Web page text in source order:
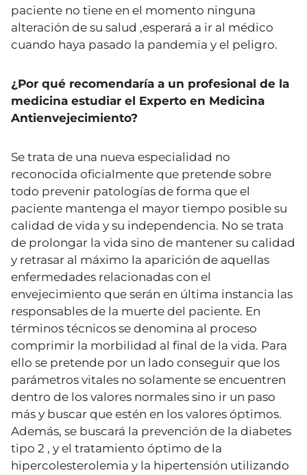
paciente no tiene en el momento ninguna
alteración de su salud ,esperará a ir al médico
cuando haya pasado la pandemia y el peligro.
¿Por qué recomendaría a un profesional de la
medicina estudiar el Experto en Medicina
Antienvejecimiento?
Se trata de una nueva especialidad no
reconocida oficialmente que pretende sobre
todo prevenir patologías de forma que el
paciente mantenga el mayor tiempo posible su
calidad de vida y su independencia. No se trata
de prolongar la vida sino de mantener su calidad
y retrasar al máximo la aparición de aquellas
enfermedades relacionadas con el
envejecimiento que serán en última instancia las
responsables de la muerte del paciente. En
términos técnicos se denomina al proceso
comprimir la morbilidad al final de la vida. Para
ello se pretende por un lado conseguir que los
parámetros vitales no solamente se encuentren
dentro de los valores normales sino ir un paso
más y buscar que estén en los valores óptimos.
Además, se buscará la prevención de la diabetes
tipo 2 , y el tratamiento óptimo de la
hipercolesterolemia y la hipertensión utilizando